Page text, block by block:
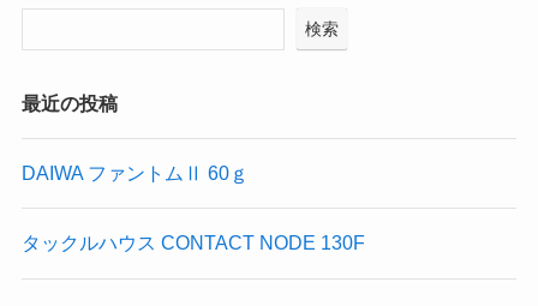
検索
最近の投稿
DAIWA ファントムⅡ 60ｇ
タックルハウス CONTACT NODE 130F